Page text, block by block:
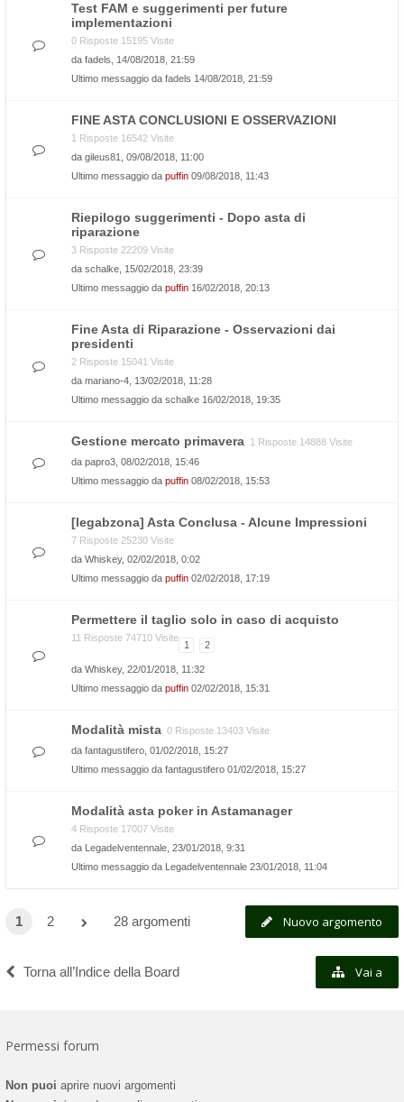
Test FAM e suggerimenti per future
implementazioni
0 Risposte 15195 Visite
da fadels , 14/08/2018, 21:59
Ultimo messaggio da fadels 14/08/2018, 21:59
FINE ASTA CONCLUSIONI E OSSERVAZIONI
1 Risposte 16542 Visite
da gileus81
, 09/08/2018, 11:00
Ultimo messaggio da puffin 09/08/2018, 11:43
Riepilogo suggerimenti - Dopo asta di
riparazione
3 Risposte 22209 Visite
da schalke , 15/02/2018, 23:39
Ultimo messaggio da puffin 16/02/2018, 20:13
Fine Asta di Riparazione - Osservazioni dai
presidenti
2 Risposte 15041 Visite
da mariano-4 , 13/02/2018, 11:28
Ultimo messaggio da schalke 16/02/2018, 19:35
Gestione mercato primavera 1 Risposte 14888 Visite
da papro3 , 08/02/2018, 15:46
Ultimo messaggio da puffin 08/02/2018, 15:53
[legabzona] Asta Conclusa - Alcune Impressioni
7 Risposte 25230 Visite
da Whiskey, 02/02/2018, 0:02
Ultimo messaggio da puffin 02/02/2018, 17:19
Permettere il taglio solo in caso di acquisto
11 Risposte 74710 Visite
1 2
da Whiskey, 22/01/2018, 11:32
Ultimo messaggio da puffin 02/02/2018, 15:31
Modalità mista 0 Risposte 13403 Visite
da fantagustifero , 01/02/2018, 15:27
Ultimo messaggio da fantagustifero 01/02/2018, 15:27
Modalità asta poker in Astamanager
4 Risposte 17007 Visite
da Legadelventennale , 23/01/2018, 9:31
Ultimo messaggio da Legadelventennale 23/01/2018, 11:04
Nuovo argomento
1 2 28 argomenti
Torna all’Indice della Board Vai a
Permessi forum
Non puoi aprire nuovi argomenti